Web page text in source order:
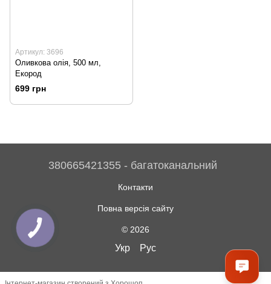
Артикул: 3696
Оливкова олія, 500 мл,
Екород
699 грн
380665421355 - багатоканальний
Контакти
Повна версія сайту
© 2026
Укр Рус